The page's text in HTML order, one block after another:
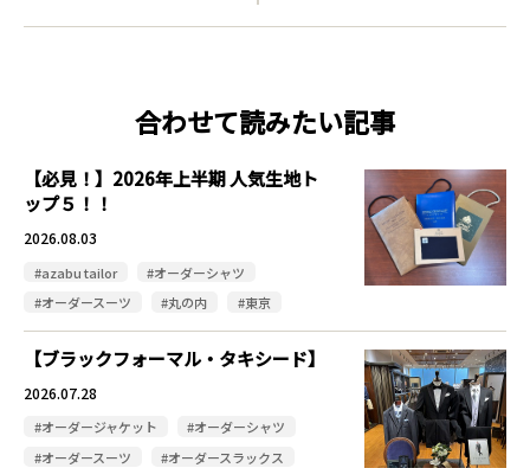
合わせて読みたい記事
【必見！】2026年上半期 人気生地ト
ップ５！！
2026.08.03
#azabu tailor
#オーダーシャツ
#オーダースーツ
#丸の内 #東京
【ブラックフォーマル・タキシード】
2026.07.28
#オーダージャケット
#オーダーシャツ
#オーダースーツ
#オーダースラックス